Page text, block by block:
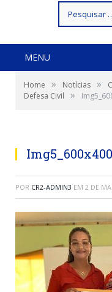
por:
MENU
Home » Notícias »
Defesa Civil
»
Img5_600x400
POR CR2-ADMIN3 EM 2 DE